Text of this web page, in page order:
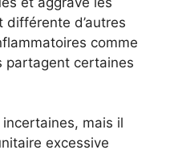
différente d’autres
comme
partagent certaines
mais il
excessive